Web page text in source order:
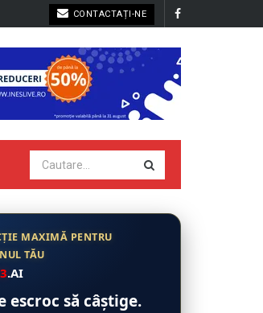
CONTACTAȚI-NE
MAXIMĂ PENTRU
TĂU
.AI
escroc să câștige.